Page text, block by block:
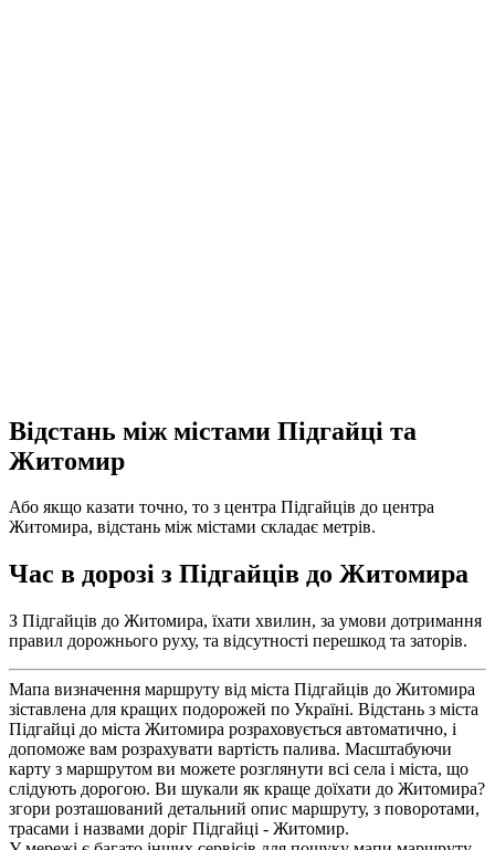
Відстань між містами Підгайці та
Житомир
Або якщо казати точно, то з центра Підгайців до центра
Житомира, відстань між містами складає метрів.
Час в дорозі з Підгайців до Житомира
З Підгайців до Житомира, їхати хвилин, за умови дотримання
правил дорожнього руху, та відсутності перешкод та заторів.
Мапа визначення маршруту від міста Підгайців до Житомира
зіставлена для кращих подорожей по Україні. Відстань з міста
Підгайці до міста Житомира розраховується автоматично, і
допоможе вам розрахувати вартість палива. Масштабуючи
карту з маршрутом ви можете розглянути всі села і міста, що
слідують дорогою. Ви шукали як краще доїхати до Житомира?
згори розташований детальний опис маршруту, з поворотами,
трасами і назвами доріг Підгайці - Житомир.